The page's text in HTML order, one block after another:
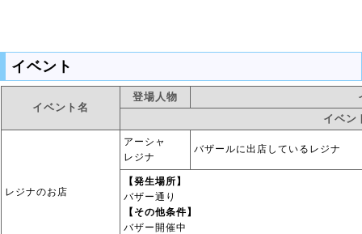
イベント
イベント名
登場人物
イベン
レジナのお店
アーシャ
レジナ
バザールに出店しているレジナ
【発生場所】
バザー通り
【その他条件】
バザー開催中